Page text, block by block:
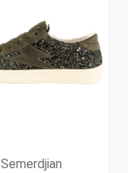
Semerdjian